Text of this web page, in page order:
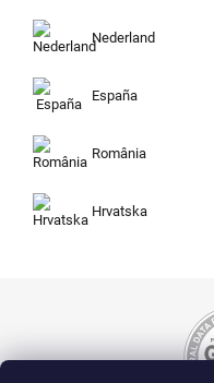
Nederland
España
România
Hrvatska